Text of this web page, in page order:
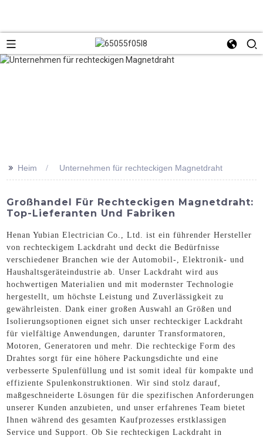
>> Heim Unternehmen für rechteckigen Magnetdraht
Großhandel Für Rechteckigen Magnetdraht:
Top-Lieferanten Und Fabriken
Henan Yubian Electrician Co., Ltd. ist ein führender Hersteller
von rechteckigem Lackdraht und deckt die Bedürfnisse
verschiedener Branchen wie der Automobil-, Elektronik- und
Haushaltsgeräteindustrie ab. Unser Lackdraht wird aus
hochwertigen Materialien und mit modernster Technologie
hergestellt, um höchste Leistung und Zuverlässigkeit zu
gewährleisten. Dank einer großen Auswahl an Größen und
Isolierungsoptionen eignet sich unser rechteckiger Lackdraht
für vielfältige Anwendungen, darunter Transformatoren,
Motoren, Generatoren und mehr. Die rechteckige Form des
Drahtes sorgt für eine höhere Packungsdichte und eine
verbesserte Spulenfüllung und ist somit ideal für kompakte und
effiziente Spulenkonstruktionen. Wir sind stolz darauf,
maßgeschneiderte Lösungen für die spezifischen Anforderungen
unserer Kunden anzubieten, und unser erfahrenes Team bietet
Ihnen während des gesamten Kaufprozesses erstklassigen
Service und Support. Ob Sie rechteckigen Lackdraht in